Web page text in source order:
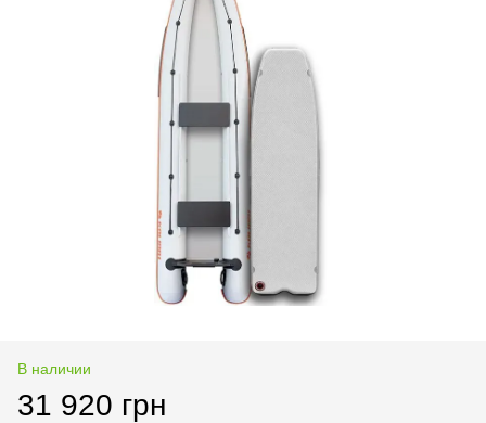
В наличии
31 920 грн